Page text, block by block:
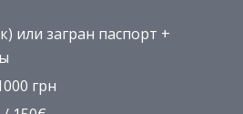
или загран паспорт +
грн